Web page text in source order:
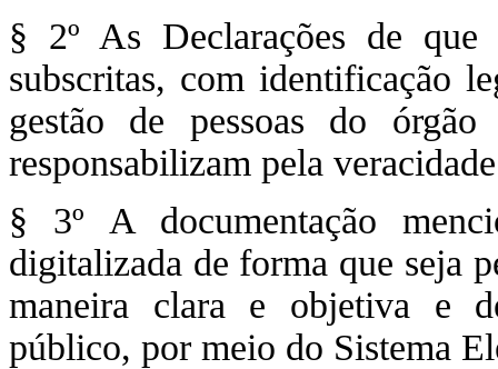
§ 2º As Declarações de
subscritas, com identificação
gestão de pessoas do
responsabilizam pela
§ 3º A documentação
digitalizada de forma que seja
maneira clara e objetiva e
público, por meio do Sistema